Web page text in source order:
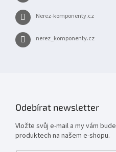
Nerez-komponenty.cz
nerez_komponenty.cz
Odebírat newsletter
Vložte svůj e-mail a my vám
produktech na našem e-shopu.